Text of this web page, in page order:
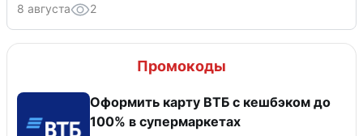
8 августа 2
Промокоды
Оформить карту ВТБ с кешбэком до
100% в супермаркетах